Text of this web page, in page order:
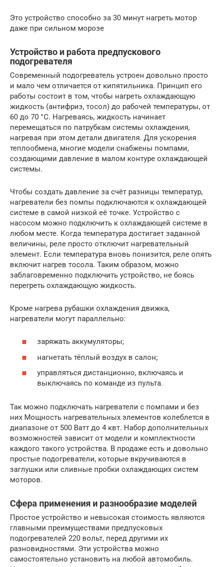
Это устройство способно за 30 минут нагреть мотор
даже при сильном морозе
Устройство и работа предпускового
подогревателя
Современный подогреватель устроен довольно просто
и мало чем отличается от кипятильника. Принцип его
работы состоит в том, чтобы нагреть охлаждающую
жидкость (антифриз, тосол) до рабочей температуры, от
60 до 70 °C. Нагреваясь, жидкость начинает
перемещаться по патрубкам системы охлаждения,
нагревая при этом детали двигателя. Для ускорения
теплообмена, многие модели снабжены помпами,
создающими давление в малом контуре охлаждающей
системы.
Чтобы создать давление за счёт разницы температур,
нагреватели без помпы подключаются к охлаждающей
системе в самой низкой её точке. Устройство с
насосом можно подключить к охлаждающей системе в
любом месте. Когда температура достигает заданной
величины, реле просто отключит нагревательный
элемент. Если температура вновь понизится, реле опять
включит нагрев тосола. Таким образом, можно
заблаговременно подключить устройство, не боясь
перегреть охлаждающую жидкость.
Кроме нагрева рубашки охлаждения движка,
нагреватели могут параллельно:
заряжать аккумуляторы;
нагнетать тёплый воздух в салон;
управляться дистанционно, включаясь и
выключаясь по команде из пульта.
Так можно подключать нагреватели с помпами и без
них Мощность нагревательных элементов колеблется в
диапазоне от 500 Ватт до 4 квт. Набор дополнительных
возможностей зависит от модели и комплектности
каждого такого устройства. В продаже есть и довольно
простые подогреватели, которые вкручиваются в
заглушки или сливные пробки охлаждающих систем
моторов.
Сфера применения и разнообразие моделей
Простое устройство и невысокая стоимость являются
главными преимуществами предпусковых
подогревателей 220 вольт, перед другими их
разновидностями. Эти устройства можно
самостоятельно установить на любой автомобиль.